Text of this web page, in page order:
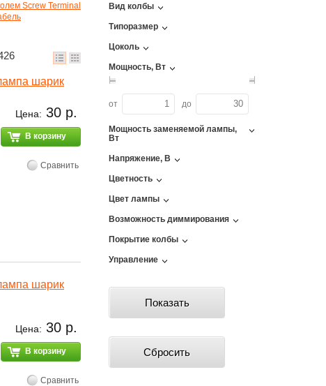
Screw Terminal
шарик
Цена: 30 р.
В корзину
Сравнить
шарик
Цена: 30 р.
В корзину
Сравнить
Вид колбы
Типоразмер
Цоколь
Мощность, Вт
от до
Мощность заменяемой лампы,
Вт
Напряжение, В
Цветность
Цвет лампы
Возможность диммирования
Покрытие колбы
Управление